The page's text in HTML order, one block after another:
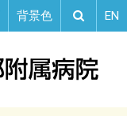
背景色 EN